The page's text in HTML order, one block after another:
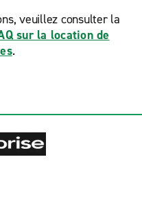
veuillez consulter la
sur la location de
.